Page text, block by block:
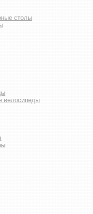
столы
велосипеды